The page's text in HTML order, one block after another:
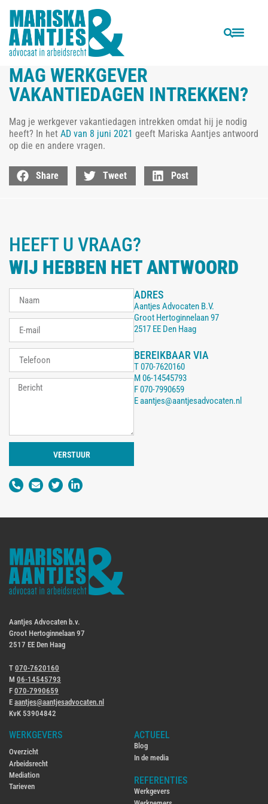
VORIGE VOLGENDE
MAG WERKGEVER
VAKANTIEDAGEN INTREKKEN?
Mag je werkgever vakantiedagen intrekken omdat hij je nodig
heeft? In het AD van 8 juni 2021 geeft Mariska Aantjes antwoord
op die en andere vragen.
Share Tweet Post
HEEFT U VRAAG?
WIJ HEBBEN HET ANTWOORD
VERSTUUR
ADRES
Aantjes Advocaten B.V.
Groot Hertoginnelaan 97
2517 EE Den Haag
BEREIKBAAR VIA
T070-7620160
M06-14545793
F070-7990659
Eaantjes@aantjesadvocaten.nl
Aantjes Advocaten b.v.
Groot Hertoginnelaan 97
2517 EE Den Haag
T 070-7620160
M 06-14545793
F 070-7990659
E aantjes@aantjesadvocaten.nl
KvK 53904842
WERKGEVERS
Overzicht
Arbeidsrecht
Mediation
Tarieven
ACTUEEL
Blog
In de media
REFERENTIES
Werkgevers